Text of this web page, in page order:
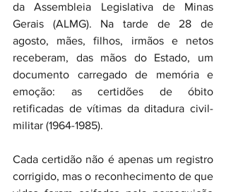
da Assembleia Legislativa de Minas
Gerais (ALMG). Na tarde de 28 de
agosto, mães, filhos, irmãos e netos
receberam, das mãos do Estado, um
documento carregado de memória e
emoção: as certidões de óbito
retificadas de vítimas da ditadura civil-
militar (1964-1985).
Cada certidão não é apenas um registro
corrigido, mas o reconhecimento de que